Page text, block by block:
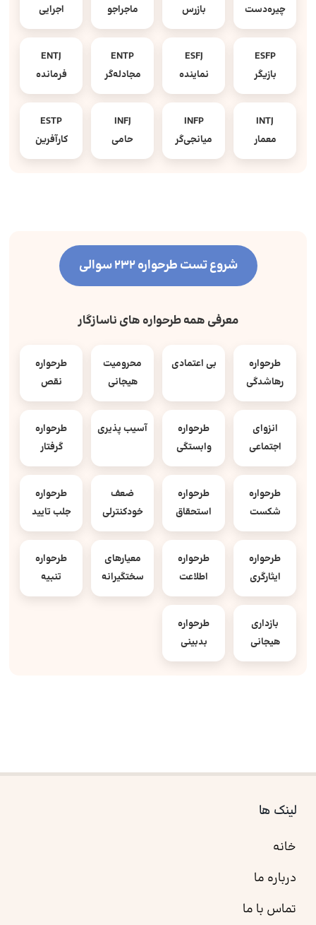
چیره‌دست
بازرس
ماجراجو
اجرایی
ESFP
بازیگر
ESFJ
نماینده
ENTP
مجادله‌گر
ENTJ
فرمانده
INTJ
معمار
INFP
میانجی‌گر
INFJ
حامی
ESTP
کارآفرین
شروع تست طرحواره 232 سوالی
معرفی همه طرحواره های ناسازگار
طرحواره
رهاشدگی
بی اعتمادی
محرومیت
هیجانی
طرحواره
نقص
انزوای
اجتماعی
طرحواره
وابستگی
آسیب پذیری
طرحواره
گرفتار
طرحواره
شکست
طرحواره
استحقاق
ضعف
خودکنترلی
طرحواره
جلب تایید
طرحواره
ایثارگری
طرحواره
اطلاعت
معیارهای
سختگیرانه
طرحواره
تنبیه
بازداری
هیجانی
طرحواره
بدبینی
لینک ها
خانه
درباره ما
تماس با ما